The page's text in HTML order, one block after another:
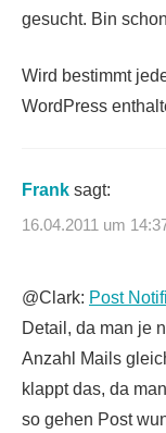
gesucht. Bin
Wird bestimmt
WordPress
Frank sagt:
16.04.2011 um
@Clark: Post
Detail, da man je
Anzahl Mails
klappt das, da
so gehen Post